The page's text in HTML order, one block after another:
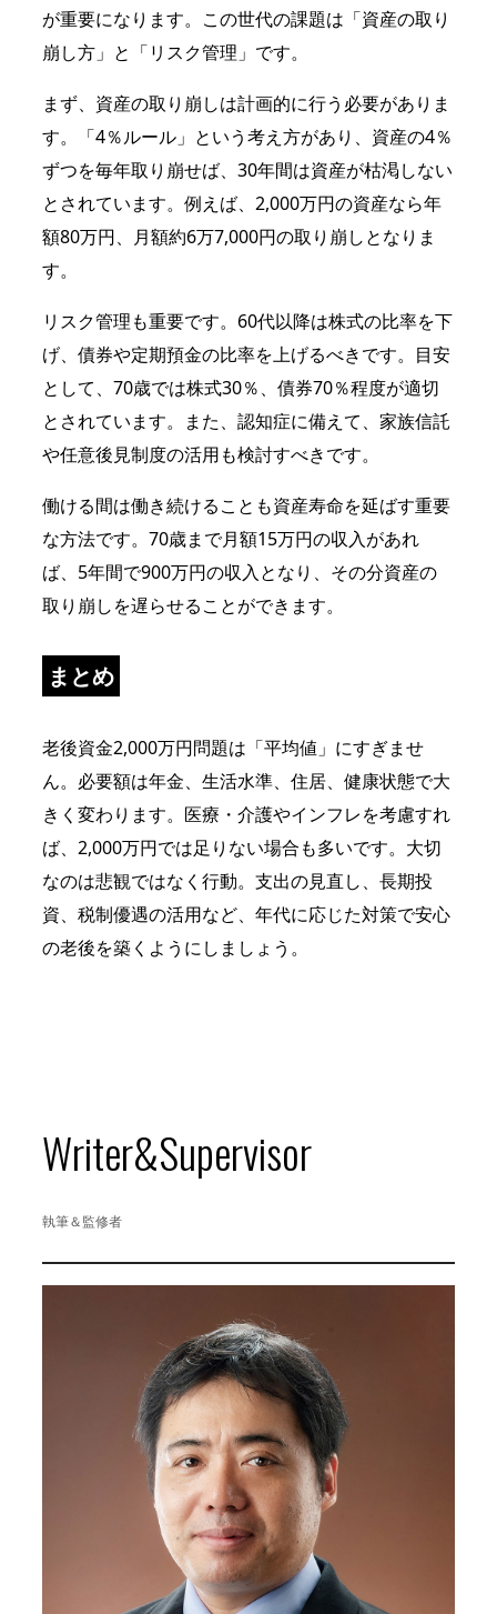
が重要になります。この世代の課題は「資産の取り
崩し方」と「リスク管理」です。
まず、資産の取り崩しは計画的に行う必要がありま
す。「4％ルール」という考え方があり、資産の4％
ずつを毎年取り崩せば、30年間は資産が枯渇しない
とされています。例えば、2,000万円の資産なら年
額80万円、月額約6万7,000円の取り崩しとなりま
す。
リスク管理も重要です。60代以降は株式の比率を下
げ、債券や定期預金の比率を上げるべきです。目安
として、70歳では株式30％、債券70％程度が適切
とされています。また、認知症に備えて、家族信託
や任意後見制度の活用も検討すべきです。
働ける間は働き続けることも資産寿命を延ばす重要
な方法です。70歳まで月額15万円の収入があれ
ば、5年間で900万円の収入となり、その分資産の
取り崩しを遅らせることができます。
まとめ
老後資金2,000万円問題は「平均値」にすぎませ
ん。必要額は年金、生活水準、住居、健康状態で大
きく変わります。医療・介護やインフレを考慮すれ
ば、2,000万円では足りない場合も多いです。大切
なのは悲観ではなく行動。支出の見直し、長期投
資、税制優遇の活用など、年代に応じた対策で安心
の老後を築くようにしましょう。
Writer&Supervisor
執筆＆監修者